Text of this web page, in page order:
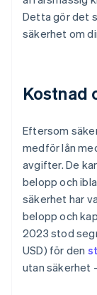
Detta gör det
säkerhet om
Kostnad
Eftersom
medför lån
avgifter. De
belopp och
säkerhet har
belopp och
2023 stod
USD) för den
utan säkerhet